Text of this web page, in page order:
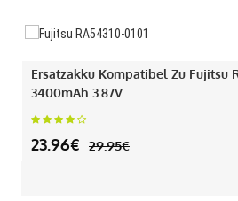
Ersatzakku Kompatibel Zu Fujitsu
3400mAh 3.87V
23.96€ 29.95€